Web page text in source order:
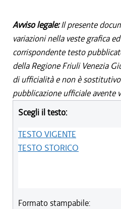
Avviso legale:Il presente
variazioni nella veste grafica
corrispondente testo
della Regione Friuli Venezia
di ufficialità e non è
pubblicazione ufficiale avente
Scegli il testo:
TESTO VIGENTE
TESTO STORICO
Formato stampabile: